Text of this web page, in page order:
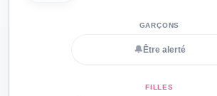
🔔 Être alerté